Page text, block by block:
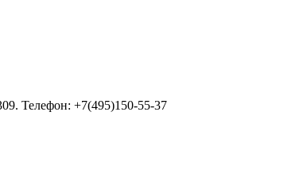
Телефон: +7(495)150-55-37